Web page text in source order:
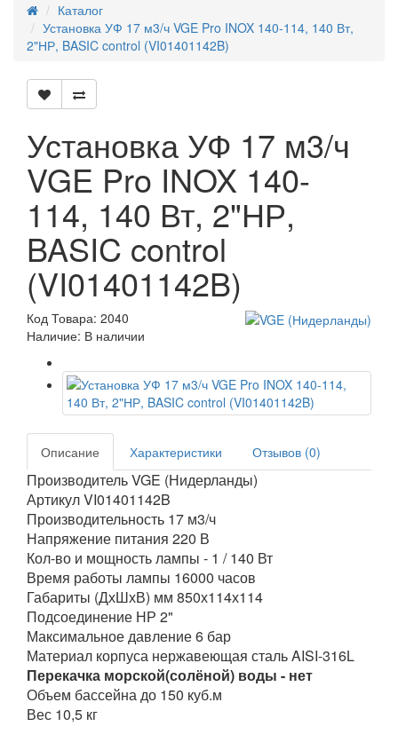
Каталог
Установка УФ 17 м3/ч VGE Pro INOX 140-114, 140 Вт,
2"НР, BASIC control (VI01401142B)
Установка УФ 17 м3/ч
VGE Pro INOX 140-
114, 140 Вт, 2"НР,
BASIC control
(VI01401142B)
Код Товара: 2040
Наличие: В наличии
Описание Характеристики Отзывов (0)
Производитель VGE (Нидерланды)
Артикул VI01401142B
Производительность 17 м3/ч
Напряжение питания 220 В
Кол-во и мощность лампы - 1 / 140 Вт
Время работы лампы 16000 часов
Габариты (ДхШхВ) мм 850х114х114
Подсоединение НР 2"
Максимальное давление 6 бар
Материал корпуса нержавеющая сталь AISI-316L
Перекачка морской(солёной) воды - нет
Объем бассейна до 150 куб.м
Вес 10,5 кг